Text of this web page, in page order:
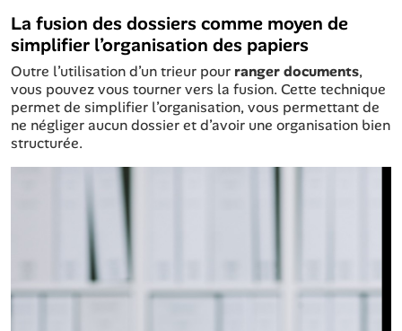
La fusion des dossiers comme moyen de
simplifier l’organisation des papiers
Outre l’utilisation d’un trieur pour ranger documents,
vous pouvez vous tourner vers la fusion. Cette technique
permet de simplifier l’organisation, vous permettant de
ne négliger aucun dossier et d’avoir une organisation bien
structurée.